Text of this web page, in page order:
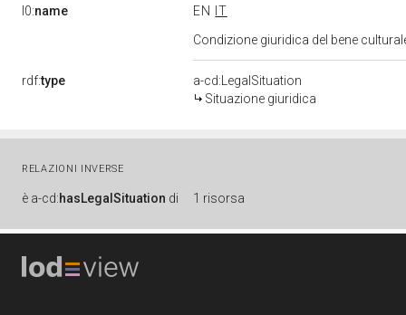
l0:name EN
IT
Condizione giuridica del bene
rdf:type
a-cd:LegalSituation
Situazione giuridica
RELAZIONI INVERSE
è a-cd:hasLegalSituation di 1 risorsa